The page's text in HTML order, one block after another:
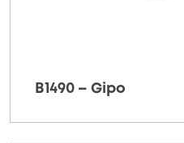
B1490 – Gipo